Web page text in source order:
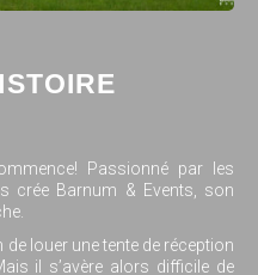
Passionné par les
crée Barnum & Events, son
louer une tente de réception
il s’avère alors difficile de